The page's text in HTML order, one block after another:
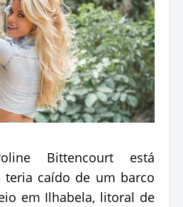
Bittencourt está
teria caído de um barco
em Ilhabela, litoral de